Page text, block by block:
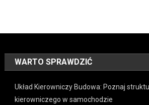
WARTO SPRAWDZIĆ
Układ Kierowniczy Budowa: Poznaj
kierowniczego w samochodzie